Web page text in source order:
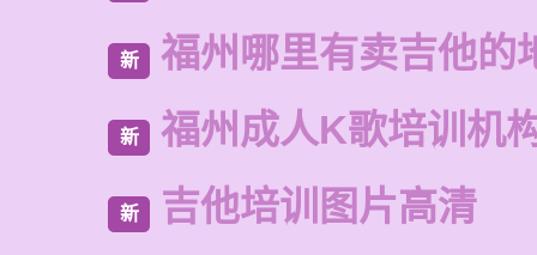
新 福州哪里有卖吉他的
新 福州成人K歌培训机
新 吉他培训图片高清